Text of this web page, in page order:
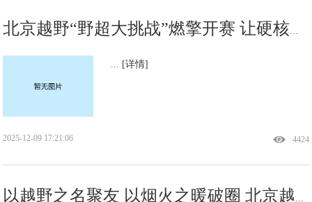
北京越野“野超大挑战”燃擎开赛 让硬核越野扎根人间烟火
... [详情]
4424
2025-12-09 17:21:06